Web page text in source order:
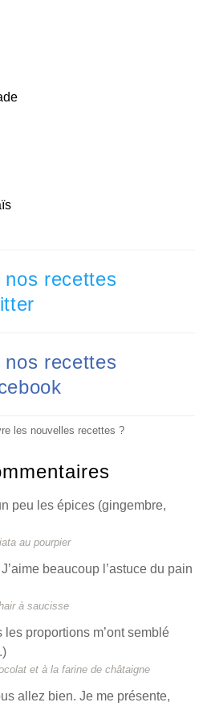
nos recettes
nos recettes
les nouvelles recettes ?
peu les épices (gingembre,
au pourpier
beaucoup l’astuce du pain
à saucisse
les proportions m’ont semblé
et à la farine de châtaigne
allez bien. Je me présente,